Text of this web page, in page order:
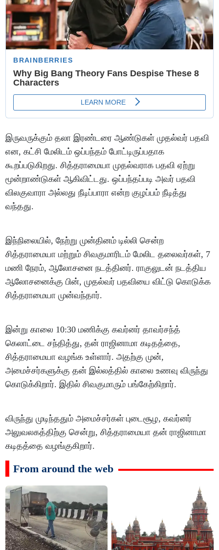
இருவருக்கும் தலா இரண்டரை ஆண்டுகள் முதல்வர் பதவி
என, கட்சி மேலிடம் ஒப்பந்தம் போட்டிருப்பதாக
கூறப்படுகிறது. சித்தராமையா முதல்வராக பதவி ஏற்று
மூன்றாண்டுகள் ஆகிவிட்டது. ஒப்பந்தப்படி அவர் பதவி
விலகுவாரா அல்லது நீடிப்பாரா என்ற குழப்பம் நீடித்து
வந்தது.
இந்நிலையில், நேற்று முன்தினம் டில்லி சென்ற
சித்தராமையா மற்றும் சிவகுமாரிடம் மேலிட தலைவர்கள், 7
மணி நேரம், ஆலோசனை நடத்தினர். ராகுலுடன் நடத்திய
ஆலோசனைக்கு பின், முதல்வர் பதவியை விட்டு கொடுக்க
சித்தராமையா முன்வந்தார்.
இன்று காலை 10:30 மணிக்கு கவர்னர் தாவர்சந்த்
கெலாட்டை சந்தித்து, தன் ராஜினாமா கடிதத்தை,
சித்தராமையா வழங்க உள்ளார். அதற்கு முன்,
அமைச்சர்களுக்கு தன் இல்லத்தில் காலை உணவு விருந்து
கொடுக்கிறார். இதில் சிவகுமாரும் பங்கேற்கிறார்.
விருந்து முடிந்ததும் அமைச்சர்கள் புடைசூழ, கவர்னர்
அலுவலகத்திற்கு சென்று, சித்தராமையா தன் ராஜினாமா
கடிதத்தை வழங்குகிறார்.
From around the web